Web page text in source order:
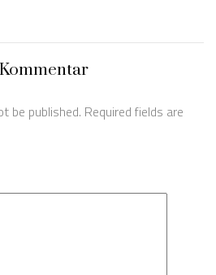
be published. Required fields are